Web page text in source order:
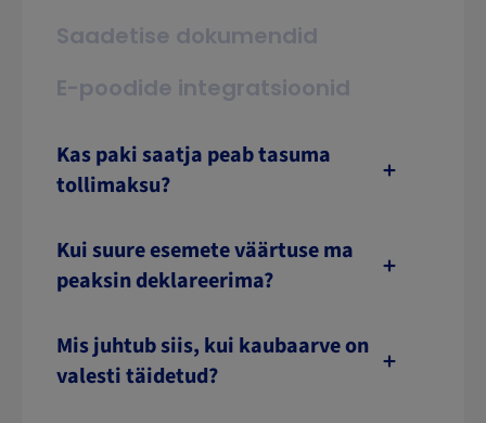
Saadetise dokumendid
E-poodide integratsioonid
Kas paki saatja peab tasuma
tollimaksu?
Kui suure esemete väärtuse ma
peaksin deklareerima?
Mis juhtub siis, kui kaubaarve on
valesti täidetud?